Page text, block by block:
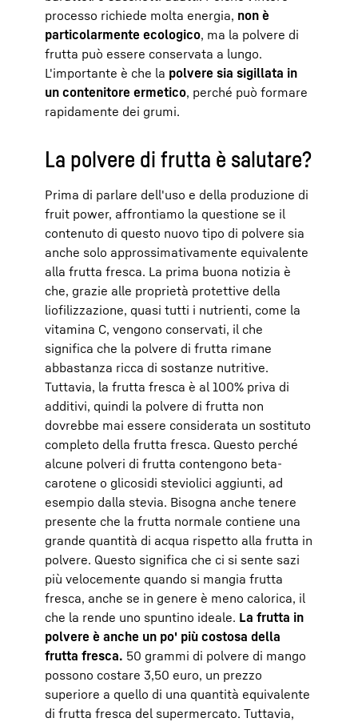
processo richiede molta energia, non è
particolarmente ecologico, ma la polvere di
frutta può essere conservata a lungo.
L'importante è che la polvere sia sigillata in
un contenitore ermetico, perché può formare
rapidamente dei grumi.
La polvere di frutta è salutare?
Prima di parlare dell'uso e della produzione di
fruit power, affrontiamo la questione se il
contenuto di questo nuovo tipo di polvere sia
anche solo approssimativamente equivalente
alla frutta fresca. La prima buona notizia è
che, grazie alle proprietà protettive della
liofilizzazione, quasi tutti i nutrienti, come la
vitamina C, vengono conservati, il che
significa che la polvere di frutta rimane
abbastanza ricca di sostanze nutritive.
Tuttavia, la frutta fresca è al 100% priva di
additivi, quindi la polvere di frutta non
dovrebbe mai essere considerata un sostituto
completo della frutta fresca. Questo perché
alcune polveri di frutta contengono beta-
carotene o glicosidi steviolici aggiunti, ad
esempio dalla stevia. Bisogna anche tenere
presente che la frutta normale contiene una
grande quantità di acqua rispetto alla frutta in
polvere. Questo significa che ci si sente sazi
più velocemente quando si mangia frutta
fresca, anche se in genere è meno calorica, il
che la rende uno spuntino ideale. La frutta in
polvere è anche un po' più costosa della
frutta fresca. 50 grammi di polvere di mango
possono costare 3,50 euro, un prezzo
superiore a quello di una quantità equivalente
di frutta fresca del supermercato. Tuttavia,